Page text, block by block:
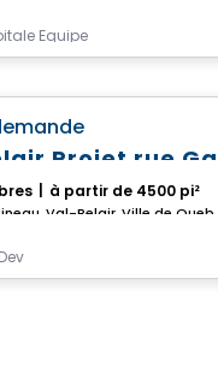
Équipe
Projet rue
à partir de 4500 pi²